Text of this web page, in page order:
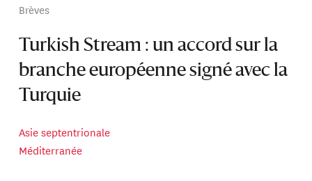
Brèves
Turkish Stream : un accord sur la
branche européenne signé avec la
Turquie
Asie septentrionale
Méditerranée